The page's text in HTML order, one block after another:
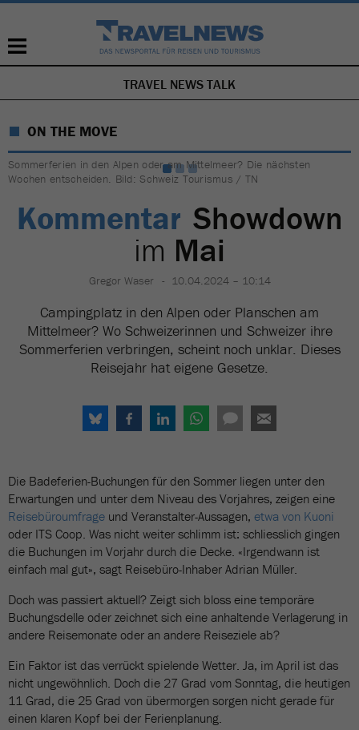
NAVIGATION
ÜBERSPRINGEN
TRAVEL NEWS TALK
ON THE MOVE
Sommerferien in den Alpen oder am Mittelmeer? Die nächsten
Wochen entscheiden. Bild: Schweiz Tourismus / TN
Kommentar Showdown
im Mai
Gregor Waser 10.04.2024 – 10:14
Campingplatz in den Alpen oder Planschen am
Mittelmeer? Wo Schweizerinnen und Schweizer ihre
Sommerferien verbringen, scheint noch unklar. Dieses
Reisejahr hat eigene Gesetze.
Die Badeferien-Buchungen für den Sommer liegen unter den
Erwartungen und unter dem Niveau des Vorjahres, zeigen eine
Reisebüroumfrage und Veranstalter-Aussagen, etwa von Kuoni
oder ITS Coop. Was nicht weiter schlimm ist: schliesslich gingen
die Buchungen im Vorjahr durch die Decke. «Irgendwann ist
einfach mal gut», sagt Reisebüro-Inhaber Adrian Müller.
Doch was passiert aktuell? Zeigt sich bloss eine temporäre
Buchungsdelle oder zeichnet sich eine anhaltende Verlagerung in
andere Reisemonate oder an andere Reiseziele ab?
Ein Faktor ist das verrückt spielende Wetter. Ja, im April ist das
nicht ungewöhnlich. Doch die 27 Grad vom Sonntag, die heutigen
11 Grad, die 25 Grad von übermorgen sorgen nicht gerade für
einen klaren Kopf bei der Ferienplanung.